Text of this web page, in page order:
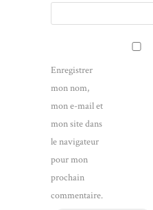
Enregistrer
mon nom,
mon e-mail et
mon site dans
le navigateur
pour mon
prochain
commentaire.